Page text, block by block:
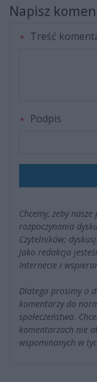
Napisz
Treść
Podpis
Chcemy, żeby
rozpoczynania
Czytelników;
Jako redakcja
Internecie i
Dlatego prosimy o
komentarzy do
społeczeństwa.
komentarzach nie
wspominanych w